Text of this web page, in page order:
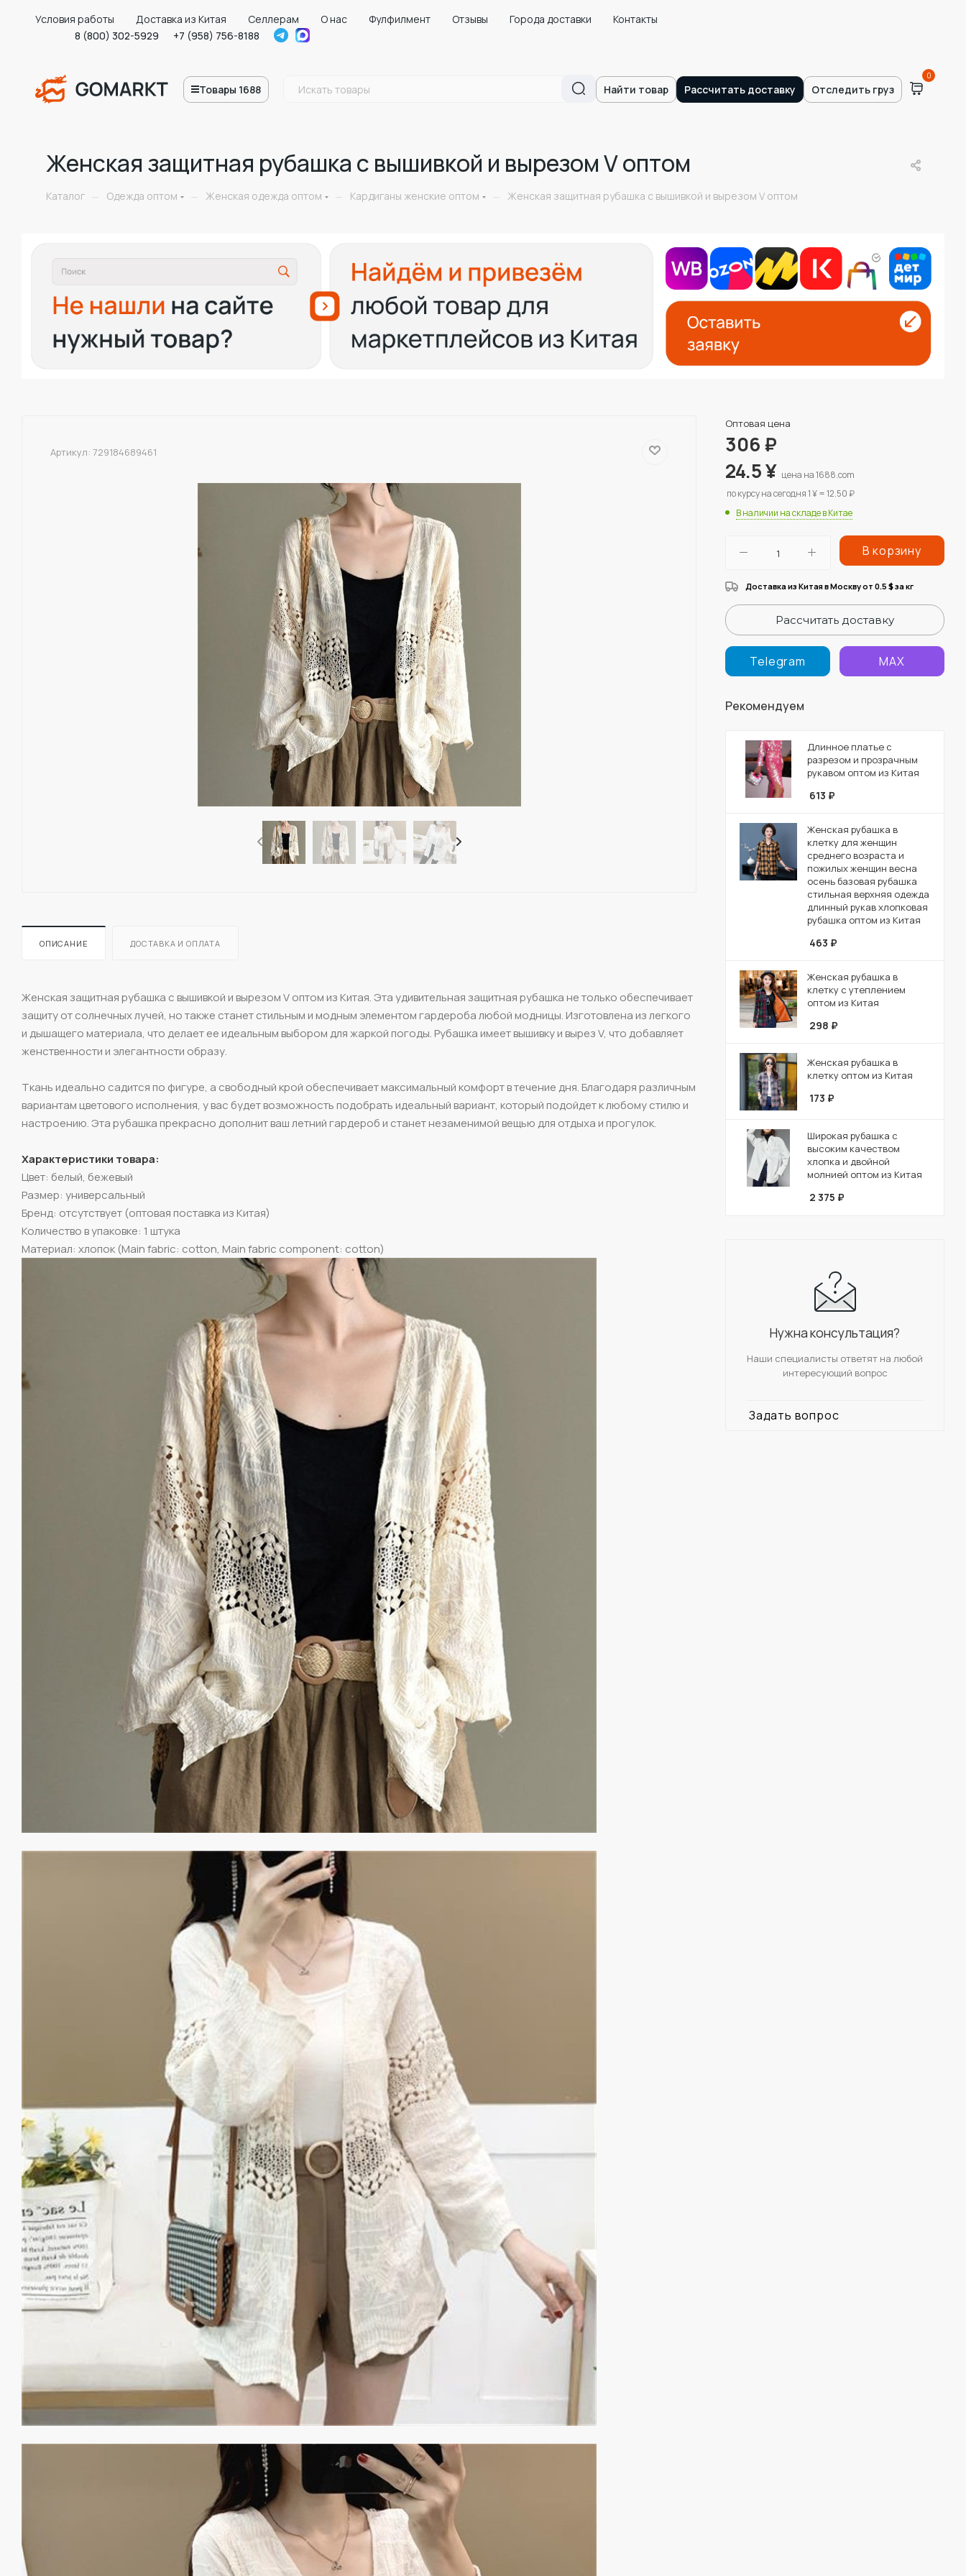
Условия работы Доставка из Китая Селлерам О нас Фулфилмент Отзывы Города доставки
Контакты
8 (800) 302-5929
+7 (958) 756-8188
Товары 1688 Найти товар Рассчитать доставку Отследить груз
0
Женская защитная рубашка с вышивкой и вырезом V оптом
Каталог — Одежда оптом — Женская одежда оптом — Кардиганы женские оптом — Женская защитная рубашка с вышивкой и вырезом V оптом
Артикул: 729184689461
ОПИСАНИЕ ДОСТАВКА И ОПЛАТА
Женская защитная рубашка с вышивкой и вырезом V оптом из Китая. Эта удивительная защитная рубашка не только обеспечивает
защиту от солнечных лучей, но также станет стильным и модным элементом гардероба любой модницы. Изготовлена из легкого
и дышащего материала, что делает ее идеальным выбором для жаркой погоды. Рубашка имеет вышивку и вырез V, что добавляет
женственности и элегантности образу.
Ткань идеально садится по фигуре, а свободный крой обеспечивает максимальный комфорт в течение дня. Благодаря различным
вариантам цветового исполнения, у вас будет возможность подобрать идеальный вариант, который подойдет к любому стилю и
настроению. Эта рубашка прекрасно дополнит ваш летний гардероб и станет незаменимой вещью для отдыха и прогулок.
Характеристики товара:
Цвет: белый, бежевый
Размер: универсальный
Бренд: отсутствует (оптовая поставка из Китая)
Количество в упаковке: 1 штука
Материал: хлопок (Main fabric: cotton, Main fabric component: cotton)
Оптовая цена
306₽
24.5¥ цена на 1688.com
по курсу на сегодня 1 ¥ = 12.50 ₽
В наличии на складе в Китае
В корзину
Доставка из Китая в Москву от 0.5 $за кг
Рассчитать доставку
Telegram MAX
Рекомендуем
Длинное платье с
разрезом и прозрачным
рукавом оптом из Китая
613 ₽
Женская рубашка в
клетку для женщин
среднего возраста и
пожилых женщин весна
осень базовая рубашка
стильная верхняя одежда
длинный рукав хлопковая
рубашка оптом из Китая
463 ₽
Женская рубашка в
клетку с утеплением
оптом из Китая
298 ₽
Женская рубашка в
клетку оптом из Китая
173 ₽
Широкая рубашка с
высоким качеством
хлопка и двойной
молнией оптом из Китая
2 375 ₽
Нужна консультация?
Наши специалисты ответят на любой
интересующий вопрос
Задать вопрос